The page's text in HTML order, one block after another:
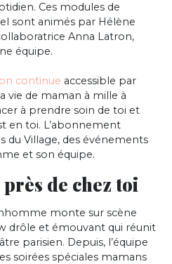
Ces modules de
sont animés par Hélène
Anna Latron,
équipe.
continue accessible par
vie de maman à mille à
à prendre soin de toi et
en toi. L’abonnement
du Village, des événements
et son équipe.
de chez toi
monte sur scène
drôle et émouvant qui réunit
parisien. Depuis, l’équipe
soirées spéciales mamans